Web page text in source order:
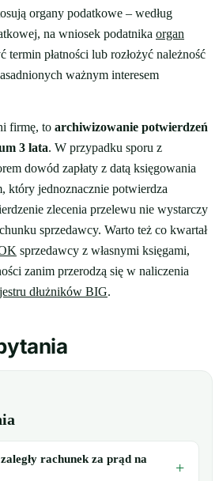
organy podatkowe – według
na wniosek podatnika organ
termin płatności lub rozłożyć należność
ważnym interesem
firmę, to archiwizowanie potwierdzeń
3 lata. W przypadku sporu z
dowód zapłaty z datą księgowania
który jednoznacznie potwierdza
zlecenia przelewu nie wystarczy
sprzedawcy. Warto też co kwartał
sprzedawcy z własnymi księgami,
zanim przerodzą się w naliczenia
dłużników BIG.
rachunek za prąd na